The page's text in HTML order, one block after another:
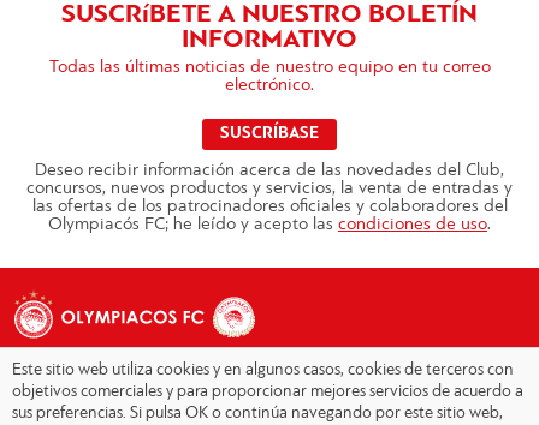
SUSCRíBETE A NUESTRO BOLETÍN
INFORMATIVO
Todas las últimas noticias de nuestro equipo en tu correo
electrónico.
SUSCRÍBASE
Deseo recibir información acerca de las novedades del Club,
concursos, nuevos productos y servicios, la venta de entradas y
las ofertas de los patrocinadores oficiales y colaboradores del
Olympiacós FC; he leído y acepto las condiciones de uso.
Este sitio web utiliza cookies y en algunos casos, cookies de terceros con
objetivos comerciales y para proporcionar mejores servicios de acuerdo a
sus preferencias. Si pulsa OK o continúa navegando por este sitio web,